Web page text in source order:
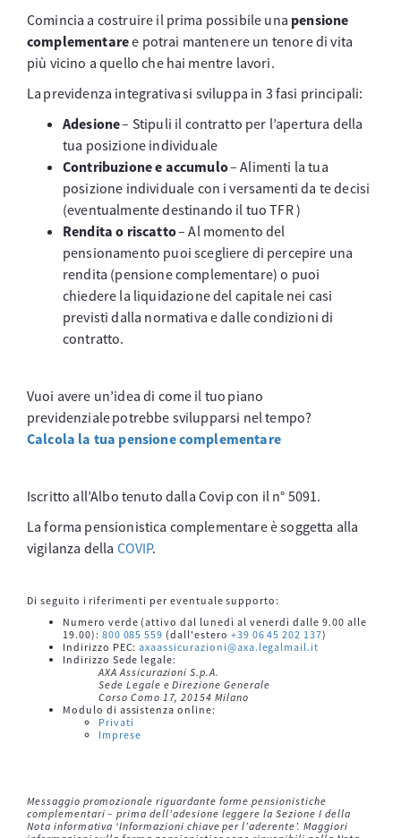
Comincia a costruire il prima possibile una pensione
complementaree potrai mantenere un tenore di vita
più vicino a quello che hai mentre lavori.
La previdenza integrativa si sviluppa in 3 fasi principali:
Adesione– Stipuli il contratto per l’apertura della
tua posizione individuale
Contribuzione e accumulo– Alimenti la tua
posizione individuale con i versamenti da te decisi
(eventualmente destinando il tuo TFR )
Rendita o riscatto– Al momento del
pensionamento puoi scegliere di percepire una
rendita (pensione complementare) o puoi
chiedere la liquidazione del capitale nei casi
previsti dalla normativa e dalle condizioni di
contratto.
Vuoi avere un’idea di come il tuo piano
previdenziale potrebbe svilupparsi nel tempo?
Calcola la tua pensione complementare
Iscritto all’Albo tenuto dalla Covip con il n° 5091.
La forma pensionistica complementare è soggetta alla
vigilanza della COVIP.
Di seguito i riferimenti per eventuale supporto:
Numero verde (attivo dal lunedì al venerdì dalle 9.00 alle
19.00): 800 085 559 (dall'estero +39 06 45 202 137)
Indirizzo PEC:axaassicurazioni@axa.legalmail.it
Indirizzo Sede legale:
AXA Assicurazioni S.p.A.
Sede Legale e Direzione Generale
Corso Como 17, 20154 Milano
Modulo di assistenza online:
Privati
Imprese
Messaggio promozionale riguardante forme pensionistiche
complementari – prima dell’adesione leggere la Sezione I della
Nota informativa ‘Informazioni chiave per l’aderente’. Maggiori